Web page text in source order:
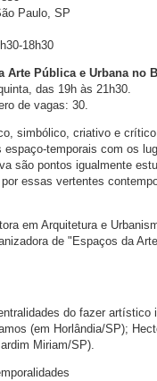
Paulo, SP
18h30
Pública e Urbana no
das 19h às 21h30.
de vagas: 30.
simbólico, criativo e
temporais com os
são pontos igualmente
essas vertentes
em Arquitetura e
de "Espaços da
do fazer artístico
(em Horlândia/SP);
Miriam/SP).